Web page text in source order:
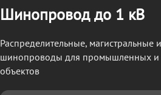
Шинопровод до 1 кВ
Распределительные, магистральные
шинопроводы для промышленных и
объектов